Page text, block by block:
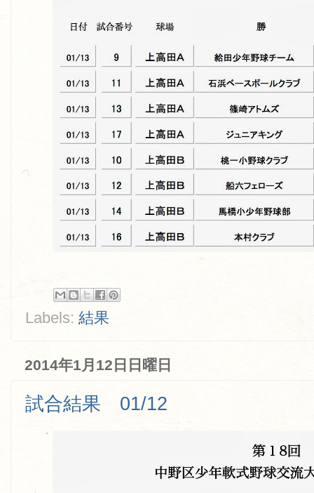
Labels: 結果
2014年1月12日日曜日
試合結果 01/12